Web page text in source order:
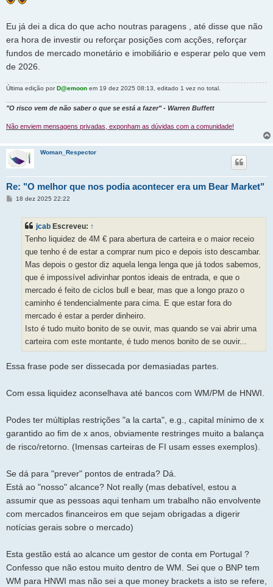
Eu já dei a dica do que acho noutras paragens , até disse que não
era hora de investir ou reforçar posições com acções, reforçar
fundos de mercado monetário e imobiliário e esperar pelo que vem
de 2026.
Última edição porD@emoon em 19 dez 2025 08:13, editado 1 vez no total.
"O risco vem de não saber o que se está a fazer" - Warren Buffett
Não enviem mensagens privadas, exponham as dúvidas com a comunidade!
Woman_Respector
Re: "O melhor que nos podia acontecer era um Bear Market"
M18 dez 2025 22:22
jcab Escreveu: ↑
Tenho liquidez de 4M € para abertura de carteira e o maior receio
que tenho é de estar a comprar num pico e depois isto descambar.
Mas depois o gestor diz aquela lenga lenga que já todos sabemos,
que é impossível adivinhar pontos ideais de entrada, e que o
mercado é feito de ciclos bull e bear, mas que a longo prazo o
caminho é tendencialmente para cima. E que estar fora do
mercado é estar a perder dinheiro.
Isto é tudo muito bonito de se ouvir, mas quando se vai abrir uma
carteira com este montante, é tudo menos bonito de se ouvir...
Essa frase pode ser dissecada por demasiadas partes.
Com essa liquidez aconselhava até bancos com WM/PM de HNWI.
Podes ter múltiplas restrições "a la carta", e.g., capital mínimo de x
garantido ao fim de x anos, obviamente restringes muito a balança
de risco/retorno. (Imensas carteiras de FI usam esses exemplos).
Se dá para "prever" pontos de entrada? Dá.
Está ao "nosso" alcance? Not really (mas debatível, estou a
assumir que as pessoas aqui tenham um trabalho não envolvente
com mercados financeiros em que sejam obrigadas a digerir
notícias gerais sobre o mercado)
Esta gestão está ao alcance um gestor de conta em Portugal ?
Confesso que não estou muito dentro de WM. Sei que o BNP tem
WM para HNWI mas não sei a que money brackets a isto se refere,